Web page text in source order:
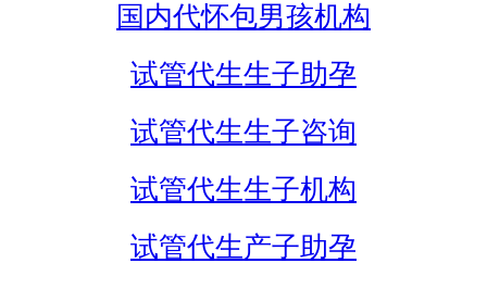
国内代怀包男孩机构
试管代生生子助孕
试管代生生子咨询
试管代生生子机构
试管代生产子助孕